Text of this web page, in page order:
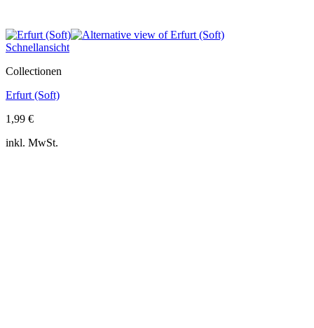
Schnellansicht
Collectionen
Erfurt (Soft)
1,99 €
inkl. MwSt.